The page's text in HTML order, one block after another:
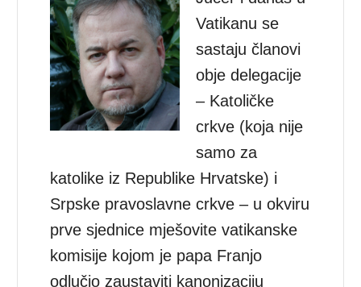
Vatikanu se
sastaju članovi
obje delegacije
– Katoličke
crkve (koja nije
samo za
katolike iz Republike Hrvatske) i
Srpske pravoslavne crkve – u okviru
prve sjednice mješovite vatikanske
komisije kojom je papa Franjo
odlučio zaustaviti kanonizaciju